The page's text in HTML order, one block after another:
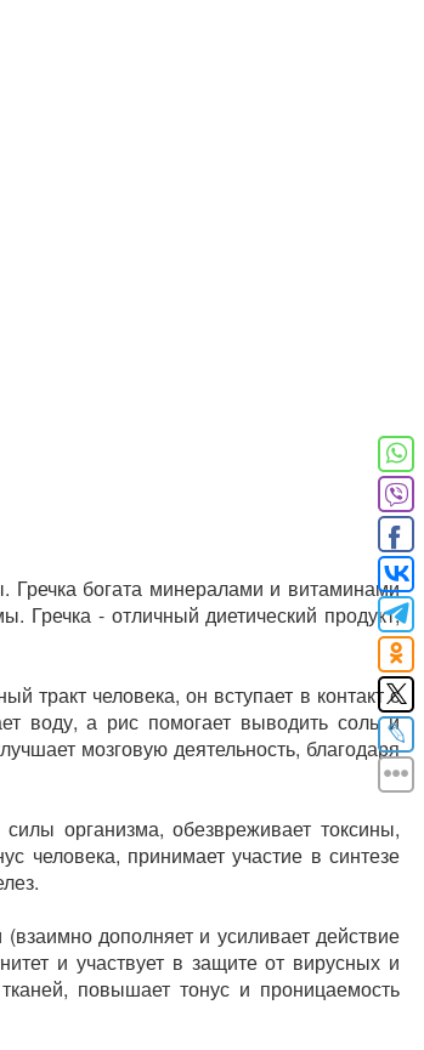
Гречка богата минералами и витаминами
Гречка - отличный диетический продукт,
тракт человека, он вступает в контакт с
воду, а рис помогает выводить соль и
мозговую деятельность, благодаря
организма, обезвреживает токсины,
человека, принимает участие в синтезе
дополняет и усиливает действие
и участвует в защите от вирусных и
повышает тонус и проницаемость